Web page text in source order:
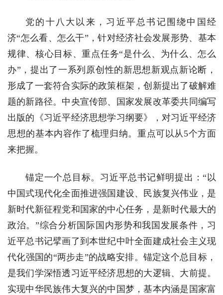
党的十八大以来，习近平总书记围绕中国经
济“怎么看、怎么干”，针对经济社会发展形势、基本
规律、核心目标、重点任务“是什么、为什么、怎么
办”，提出了一系列原创性的新思想新观点新论断，
形成了一套符合实际的政策框架，创新提出了破解难
题的新路径。中央宣传部、国家发展改革委共同编写
出版的《习近平经济思想学习纲要》，对习近平经济
思想的基本内容作了梳理归纳。重点可以从5个方面
来把握。
锚定一个总目标。习近平总书记鲜明提出：“以
中国式现代化全面推进强国建设、民族复兴伟业，是
新时代新征程党和国家的中心任务，是新时代最大的
政治。”综合分析国际国内形势和我国发展条件，习
近平总书记擘画了到本世纪中叶全面建成社会主义现
代化强国的“两步走”的战略安排。锚定这个总目标，
是我们学深悟透习近平经济思想的大逻辑、大前提。
实现中华民族伟大复兴的中国梦，基本内涵是国家富